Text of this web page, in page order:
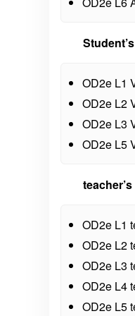
OD2e L1
OD2e L2
OD2e L3
OD2e L5
OD2e L1
OD2e L2
OD2e L3
OD2e L4
OD2e L5